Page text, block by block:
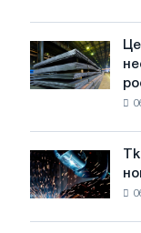
года
советской
авиации
в
Великой
Отечественной
войны
Цены
на
катушку
несмотря
на
летнее
замедление
Tk
accelis
в